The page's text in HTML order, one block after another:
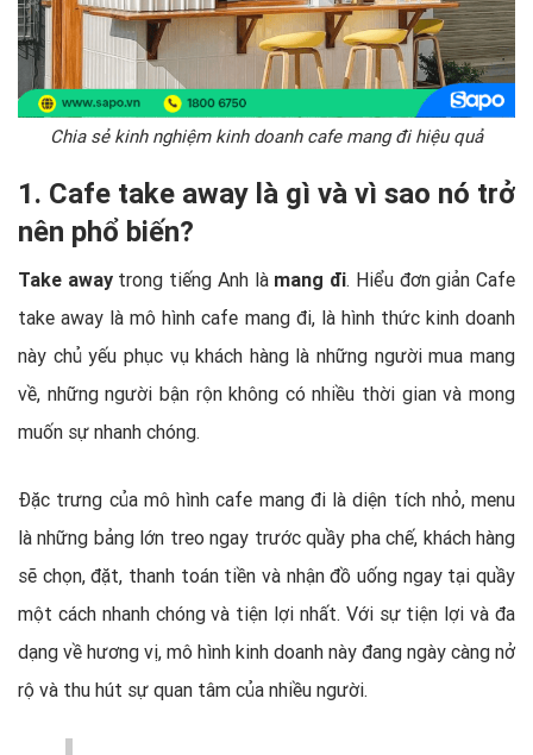
Chia sẻ kinh nghiệm kinh doanh cafe mang đi hiệu quả
1. Cafe take away là gì và vì sao nó trở
nên phổ biến?
Take away trong tiếng Anh là mang đi. Hiểu đơn giản Cafe
take away là mô hình cafe mang đi, là hình thức kinh doanh
này chủ yếu phục vụ khách hàng là những người mua mang
về, những người bận rộn không có nhiều thời gian và mong
muốn sự nhanh chóng.
Đặc trưng của mô hình cafe mang đi là diện tích nhỏ, menu
là những bảng lớn treo ngay trước quầy pha chế, khách hàng
sẽ chọn, đặt, thanh toán tiền và nhận đồ uống ngay tại quầy
một cách nhanh chóng và tiện lợi nhất. Với sự tiện lợi và đa
dạng về hương vị, mô hình kinh doanh này đang ngày càng nở
rộ và thu hút sự quan tâm của nhiều người.